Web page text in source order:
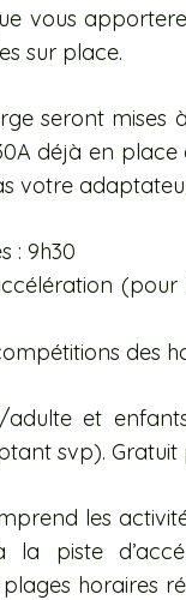
vous
sur place.
seront
déjà en
votre
: 9h30
des
adulte et
svp). Gratuit
les
la piste
horaires